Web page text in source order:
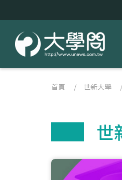
首頁 / 世新大學
世